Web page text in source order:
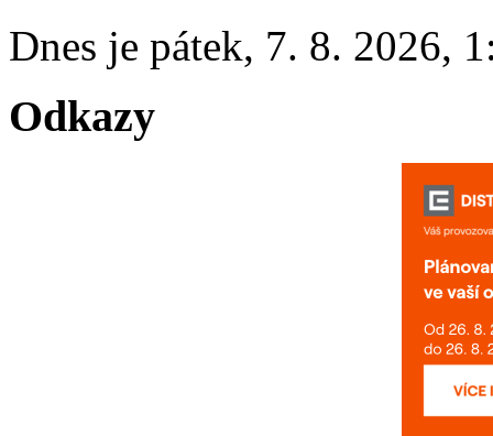
Dnes je pátek, 7. 8. 2026,
Odkazy